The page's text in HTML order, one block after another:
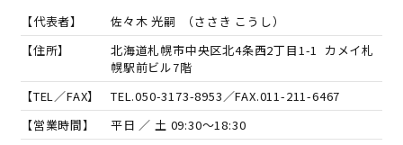
【代表者】 佐々木 光嗣 （ささき こうし）
【住所】
北海道札幌市中央区北4条西2丁目1-1 カメイ札
幌駅前ビル7階
【TEL／FAX】
TEL.050-3173-8953／FAX.011-211-6467
【営業時間】
平日 ／ 土 09:30～18:30